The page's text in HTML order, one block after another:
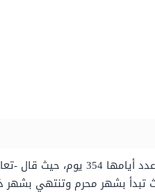
تعتبر السنة الهجرية بأنها
تبدأ بشهر محرم وتنتهي بشهر